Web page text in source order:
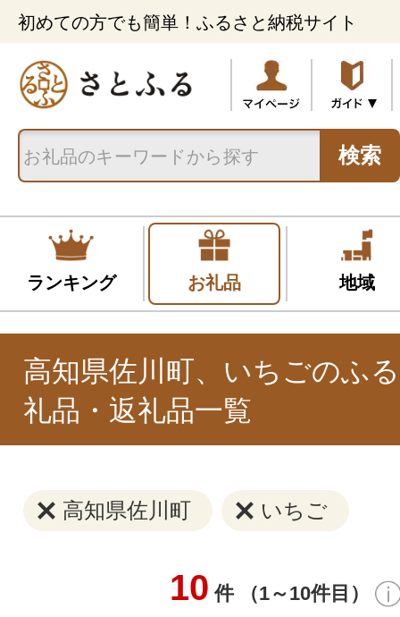
初めての方でも簡単！ふるさと納税サイト
検索
ランキング お礼品 地域
高知県佐川町、いちごのふ
礼品・返礼品一覧
高知県佐川町 いちご
10 件 （1～10件目）